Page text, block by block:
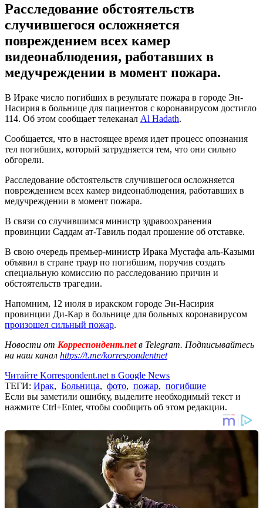
Расследование обстоятельств
случившегося осложняется
повреждением всех камер
видеонаблюдения, работавших в
медучреждении в момент пожара.
В Ираке число погибших в результате пожара в городе Эн-
Насирия в больнице для пациентов с коронавирусом достигло
114. Об этом сообщает телеканал Al Hadath.
Сообщается, что в настоящее время идет процесс опознания
тел погибших, который затрудняется тем, что они сильно
обгорели.
Расследование обстоятельств случившегося осложняется
повреждением всех камер видеонаблюдения, работавших в
медучреждении в момент пожара.
В связи со случившимся министр здравоохранения
провинции Саддам ат-Тавиль подал прошение об отставке.
В свою очередь премьер-министр Ирака Мустафа аль-Казыми
объявил в стране траур по погибшим, поручив создать
специальную комиссию по расследованию причин и
обстоятельств трагедии.
Напомним, 12 июля в иракском городе Эн-Насирия
провинции Ди-Кар в больнице для больных коронавирусом
произошел сильный пожар.
Новости от Корреспондент.netв Telegram. Подписывайтесь
на наш канал https://t.me/korrespondentnet
Читайте Korrespondent.net в Google News
ТЕГИ: Ирак, Больница, фото, пожар, погибшие
Если вы заметили ошибку, выделите необходимый текст и
нажмите Ctrl+Enter, чтобы сообщить об этом редакции.